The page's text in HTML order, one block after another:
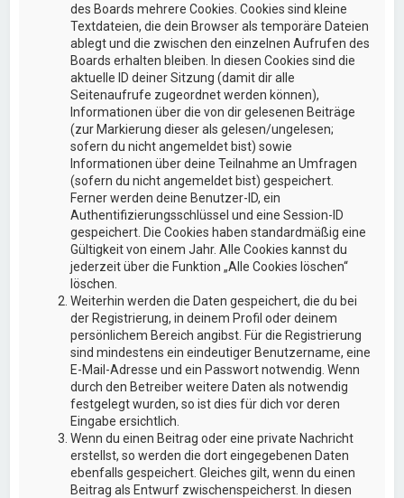
des Boards mehrere Cookies. Cookies sind kleine
Textdateien, die dein Browser als temporäre Dateien
ablegt und die zwischen den einzelnen Aufrufen des
Boards erhalten bleiben. In diesen Cookies sind die
aktuelle ID deiner Sitzung (damit dir alle
Seitenaufrufe zugeordnet werden können),
Informationen über die von dir gelesenen Beiträge
(zur Markierung dieser als gelesen/ungelesen;
sofern du nicht angemeldet bist) sowie
Informationen über deine Teilnahme an Umfragen
(sofern du nicht angemeldet bist) gespeichert.
Ferner werden deine Benutzer-ID, ein
Authentifizierungsschlüssel und eine Session-ID
gespeichert. Die Cookies haben standardmäßig eine
Gültigkeit von einem Jahr. Alle Cookies kannst du
jederzeit über die Funktion „Alle Cookies löschen“
löschen.
Weiterhin werden die Daten gespeichert, die du bei
der Registrierung, in deinem Profil oder deinem
persönlichem Bereich angibst. Für die Registrierung
sind mindestens ein eindeutiger Benutzername, eine
E-Mail-Adresse und ein Passwort notwendig. Wenn
durch den Betreiber weitere Daten als notwendig
festgelegt wurden, so ist dies für dich vor deren
Eingabe ersichtlich.
Wenn du einen Beitrag oder eine private Nachricht
erstellst, so werden die dort eingegebenen Daten
ebenfalls gespeichert. Gleiches gilt, wenn du einen
Beitrag als Entwurf zwischenspeicherst. In diesen